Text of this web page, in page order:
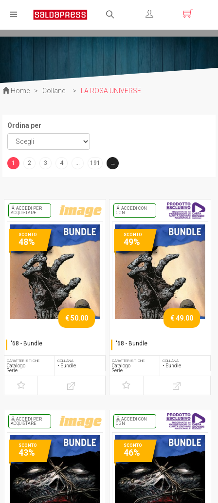
Registrati
Home > Collane > LA ROSA UNIVERSE
Ordina per
1
2 3 4 … 191 →
ACCEDI PER
ACQUISTARE
'68 - Bundle
€ 50.00
CARATTERISTICHE
Catalogo
Serie
COLLANA
• Bundle
SCONTO
48%
ACCEDI CON
CGN
'68 - Bundle
€ 49.00
CARATTERISTICHE
Catalogo
Serie
COLLANA
• Bundle
SCONTO
49%
ACCEDI PER
ACQUISTARE
SCONTO
43%
ACCEDI CON
CGN
SCONTO
46%